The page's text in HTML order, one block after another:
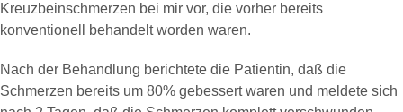
Kreuzbeinschmerzen bei mir vor, die vorher bereits
konventionell behandelt worden waren.
Nach der Behandlung berichtete die Patientin, daß die
Schmerzen bereits um 80% gebessert waren und meldete sich